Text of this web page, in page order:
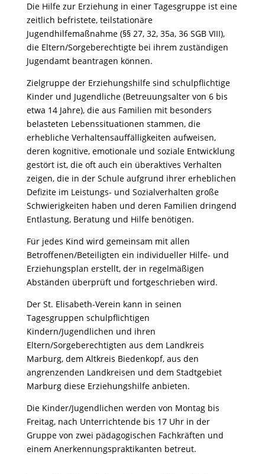
Die Hilfe zur Erziehung in einer Tagesgruppe ist eine
zeitlich befristete, teilstationäre
Jugendhilfemaßnahme (§§ 27, 32, 35a, 36 SGB VIII),
die Eltern/Sorgeberechtigte bei ihrem zuständigen
Jugendamt beantragen können.
Zielgruppe der Erziehungshilfe sind schulpflichtige
Kinder und Jugendliche (Betreuungsalter von 6 bis
etwa 14 Jahre), die aus Familien mit besonders
belasteten Lebenssituationen stammen, die
erhebliche Verhaltensauffälligkeiten aufweisen,
deren kognitive, emotionale und soziale Entwicklung
gestört ist, die oft auch ein überaktives Verhalten
zeigen, die in der Schule aufgrund ihrer erheblichen
Defizite im Leistungs- und Sozialverhalten große
Schwierigkeiten haben und deren Familien dringend
Entlastung, Beratung und Hilfe benötigen.
Für jedes Kind wird gemeinsam mit allen
Betroffenen/Beteiligten ein individueller Hilfe- und
Erziehungsplan erstellt, der in regelmäßigen
Abständen überprüft und fortgeschrieben wird.
Der St. Elisabeth-Verein kann in seinen
Tagesgruppen schulpflichtigen
Kindern/Jugendlichen und ihren
Eltern/Sorgeberechtigten aus dem Landkreis
Marburg, dem Altkreis Biedenkopf, aus den
angrenzenden Landkreisen und dem Stadtgebiet
Marburg diese Erziehungshilfe anbieten.
Die Kinder/Jugendlichen werden von Montag bis
Freitag, nach Unterrichtende bis 17 Uhr in der
Gruppe von zwei pädagogischen Fachkräften und
einem Anerkennungspraktikanten betreut.